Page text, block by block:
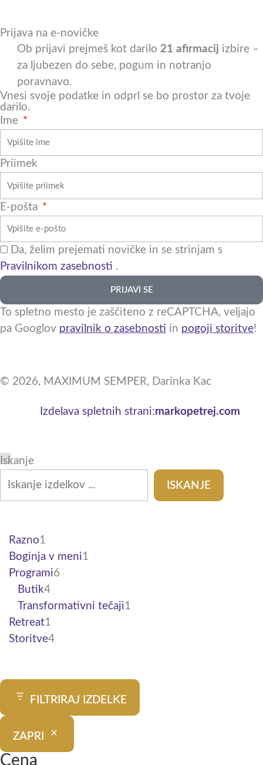
u
a
r
e
Prijava na e-novičke
Ob prijavi prejmeš kot darilo 21 afirmacij izbire –
za ljubezen do sebe, pogum in notranjo
poravnavo.
Vnesi svoje podatke in odprl se bo prostor za tvoje
darilo.
Ime
Priimek
E-pošta
Da, želim prejemati novičke in se strinjam s
Pravilnikom zasebnosti .
PRIJAVI SE
To spletno mesto je zaščiteno z reCAPTCHA, veljajo
pa Googlov pravilnik o zasebnosti in pogoji storitve!
© 2026, MAXIMUM SEMPER, Darinka Kac
Izdelava spletnih strani:markopetrej.com
Iskanje
ISKANJE
Razno1
Boginja v meni1
Programi6
Butik4
Transformativni tečaji1
izdelek
Retreat1
Storitve4
FILTRIRAJ IZDELKE
ZAPRI
Cena
Kategorija
Stanje